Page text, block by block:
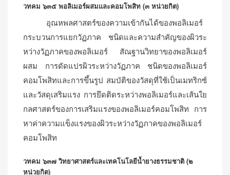
วทคม ๖๓๕ พอลิเมอร์ผสมและคอมโพสิท (๓ หน่วยกิต)
อุณหพลศาสตร์ของความเข้ากันได้ของพอลิเมอร์
กระบวนการแยกวัฏภาค ชนิดและความสำคัญของผิวระ
หว่างวัฏภาคของพอลิเมอร์ สัณฐานวิทยาของพอลิเมอร์
ผสม การดัดแปรผิวระหว่างวัฏภาค ชนิดของพอลิเมอร์
คอมโพสิทและการขึ้นรูป สมบัติของวัสดุที่ใช้เป็นเมทริกซ์
และวัสดุเสริมแรง การยึดติดระหว่างพอลิเมอร์และเส้นใย
กลศาสตร์ของการเสริมแรงของพอลิเมอร์คอมโพสิท การ
หาค่าความแข็งแรงของผิวระหว่างวัฏภาคของพอลิเมอร์
คอมโพสิท
วทคม ๖๓๗ วิทยาศาสตร์และเทคโนโลยีน้ำยางธรรมชาติ (๒
หน่วยกิต)